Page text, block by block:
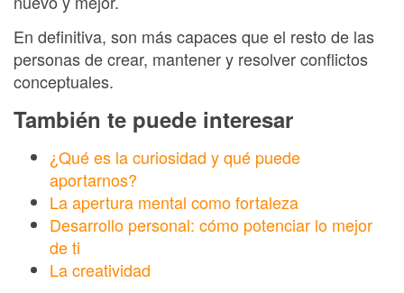
En definitiva, son más capaces que el resto de las
personas de crear, mantener y resolver conflictos
conceptuales.
También te puede interesar
¿Qué es la curiosidad y qué puede
aportarnos?
La apertura mental como fortaleza
Desarrollo personal: cómo potenciar lo mejor
de ti
La creatividad